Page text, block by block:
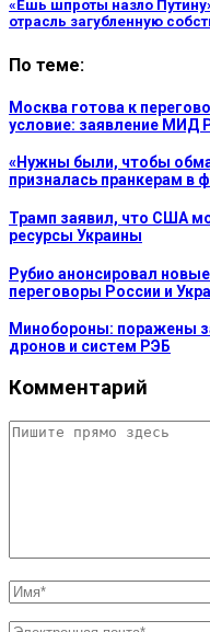
«Ешь шпроты назло
отрасль загубленную
По теме:
Москва готова к
условие: заявление МИД
«Нужны были, чтобы
призналась пранкерам в
Трамп заявил, что США
ресурсы Украины
Рубио анонсировал
переговоры России и
Минобороны: поражены
дронов и систем РЭБ
Комментарий